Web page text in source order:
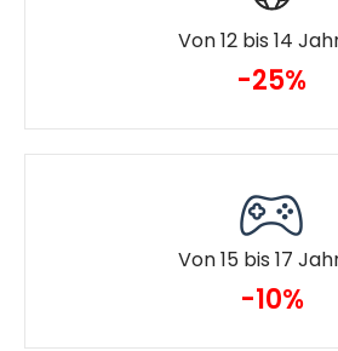
Von 12 bis 14
-25%
Von 15 bis 17
-10%